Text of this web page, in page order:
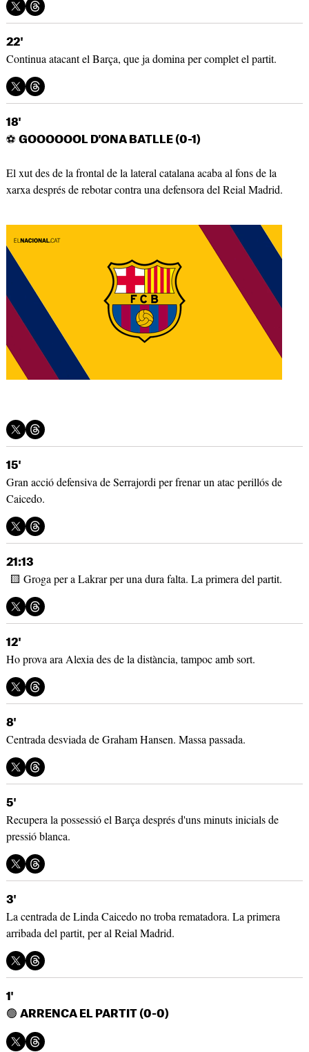
22'
Continua atacant el Barça, que ja domina per complet el partit.
18'
⚽ GOOOOOOL D'ONA BATLLE (0-1)
El xut des de la frontal de la lateral catalana acaba al fons de la
xarxa després de rebotar contra una defensora del Reial Madrid.
15'
Gran acció defensiva de Serrajordi per frenar un atac perillós de
Caicedo.
21:13
🟨 Groga per a Lakrar per una dura falta. La primera del partit.
12'
Ho prova ara Alexia des de la distància, tampoc amb sort.
8'
Centrada desviada de Graham Hansen. Massa passada.
5'
Recupera la possessió el Barça després d'uns minuts inicials de
pressió blanca.
3'
La centrada de Linda Caicedo no troba rematadora. La primera
arribada del partit, per al Reial Madrid.
1'
🟢 ARRENCA EL PARTIT (0-0)